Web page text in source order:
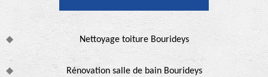
Nettoyage toiture Bourideys
Rénovation salle de bain Bourideys